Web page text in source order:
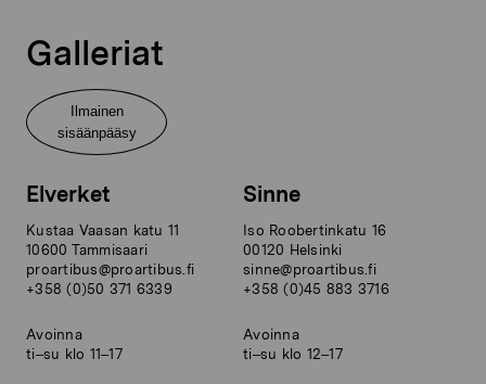
Galleriat
Ilmainen
sisäänpääsy
Elverket
Kustaa Vaasan katu 11
10600 Tammisaari
proartibus@proartibus.fi
+358 (0)50 371 6339
Avoinna
ti–su klo 11–17
Sinne
Iso Roobertinkatu 16
00120 Helsinki
sinne@proartibus.fi
+358 (0)45 883 3716
Avoinna
ti–su klo 12–17